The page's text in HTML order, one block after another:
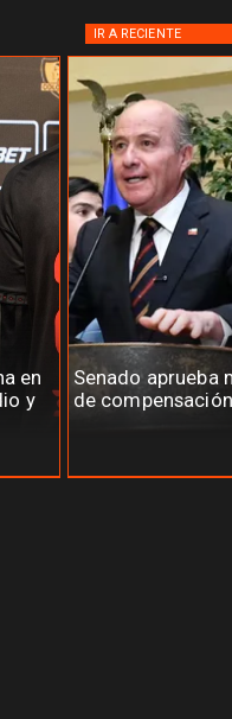
en
y
Senado aprueba
de
IR A RECIENTE